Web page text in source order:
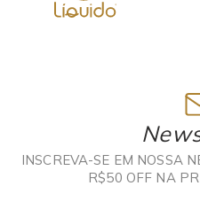
INSCREVA-SE EM NOSSA
R$50 OFF NA